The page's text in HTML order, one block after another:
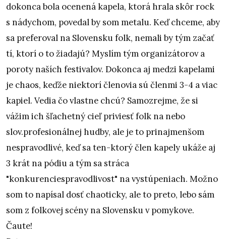
dokonca bola ocenená kapela, ktorá hrala skôr rock
s nádychom, povedal by som metalu. Keď chceme, aby
sa preferoval na Slovensku folk, nemali by tým začať
tí, ktorí o to žiadajú? Myslím tým organizátorov a
poroty naších festivalov. Dokonca aj medzi kapelami
je chaos, keďže niektorí členovia sú členmi 3-4 a viac
kapiel. Vedia čo vlastne chcú? Samozrejme, že si
vážim ich šľachetný cieľ priviesť folk na nebo
slov.profesionálnej hudby, ale je to prinajmenšom
nespravodlivé, keď sa ten-ktorý člen kapely ukáže aj
3 krát na pódiu a tým sa stráca
"konkurenciespravodlivost" na vystúpeniach. Možno
som to napísal dosť chaoticky, ale to preto, lebo sám
som z folkovej scény na Slovensku v pomykove.
Čaute!